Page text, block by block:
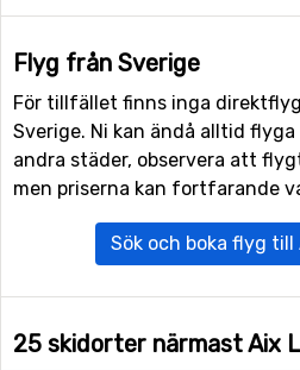
Flyg från Sverige
För tillfället finns inga
Sverige. Ni kan ändå alltid
andra städer, observera att
men priserna kan fortfarande
Sök och boka flyg till
25 skidorter närmast Aix